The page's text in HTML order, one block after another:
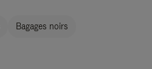
Bagages noirs